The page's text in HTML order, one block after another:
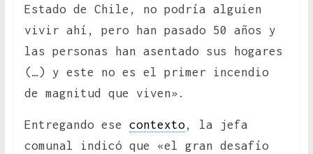
Estado de Chile, no podría alguien
vivir ahí, pero han pasado 50 años y
las personas han asentado sus hogares
(…) y este no es el primer incendio
de magnitud que viven».
Entregando ese contexto, la jefa
comunal indicó que «el gran desafío